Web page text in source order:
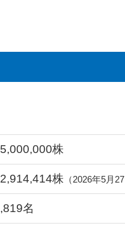
株
株 （2026年5月
名